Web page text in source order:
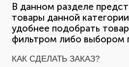
В данном разделе
товары данной
удобнее подобрать
фильтром либо выбором
КАК СДЕЛАТЬ ЗАКАЗ?